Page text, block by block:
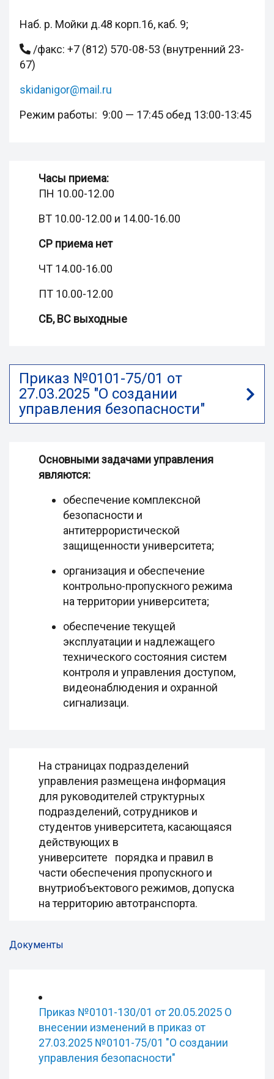
Наб. р. Мойки д.48 корп.16, каб. 9;
/факс: +7 (812) 570-08-53 (внутренний 23-
67)
skidanigor@mail.ru
Режим работы: 9:00 — 17:45 обед 13:00-13:45
Часы приема:
ПН 10.00-12.00
ВТ 10.00-12.00 и 14.00-16.00
СР приема нет
ЧТ 14.00-16.00
ПТ 10.00-12.00
СБ, ВС выходные
Приказ №0101-75/01 от
27.03.2025 "О создании
управления безопасности"
Основными задачами управления
являются:
обеспечение комплексной
безопасности и
антитеррористической
защищенности университета;
организация и обеспечение
контрольно-пропускного режима
на территории университета;
обеспечение текущей
эксплуатации и надлежащего
технического состояния систем
контроля и управления доступом,
видеонаблюдения и охранной
сигнализаци.
На страницах подразделений
управления размещена информация
для руководителей структурных
подразделений, сотрудников и
студентов университета, касающаяся
действующих в
университете порядка и правил в
части обеспечения пропускного и
внутриобъектового режимов, допуска
на территорию автотранспорта.
Документы
Приказ №0101-130/01 от 20.05.2025 О
внесении изменений в приказ от
27.03.2025 №0101-75/01 "О создании
управления безопасности"